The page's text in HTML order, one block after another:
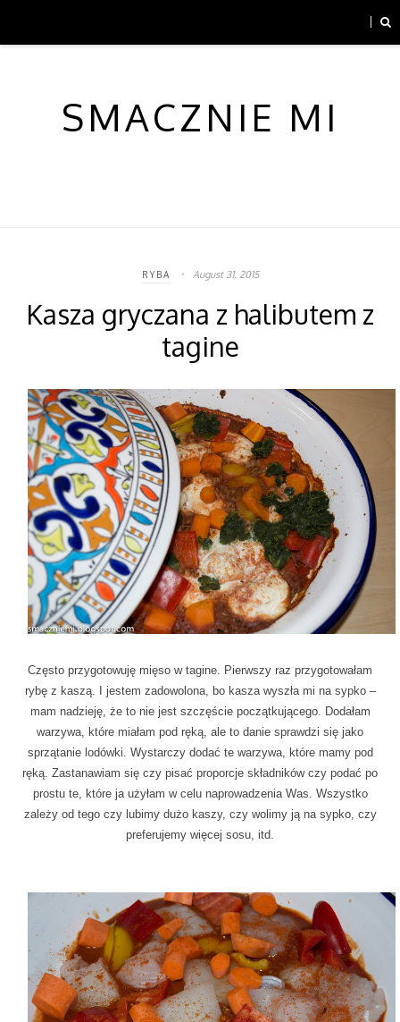
SMACZNIE MI
RYBA August 31, 2015
Kasza gryczana z halibutem z
tagine
Często przygotowuję mięso w tagine. Pierwszy raz przygotowałam
rybę z kaszą. I jestem zadowolona, bo kasza wyszła mi na sypko –
mam nadzieję, że to nie jest szczęście początkującego. Dodałam
warzywa, które miałam pod ręką, ale to danie sprawdzi się jako
sprzątanie lodówki. Wystarczy dodać te warzywa, które mamy pod
ręką. Zastanawiam się czy pisać proporcje składników czy podać po
prostu te, które ja użyłam w celu naprowadzenia Was. Wszystko
zależy od tego czy lubimy dużo kaszy, czy wolimy ją na sypko, czy
preferujemy więcej sosu, itd.